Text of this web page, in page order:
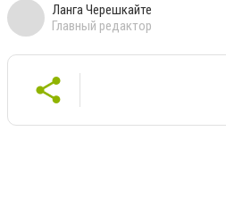
Ланга Черешкайте
Главный редактор